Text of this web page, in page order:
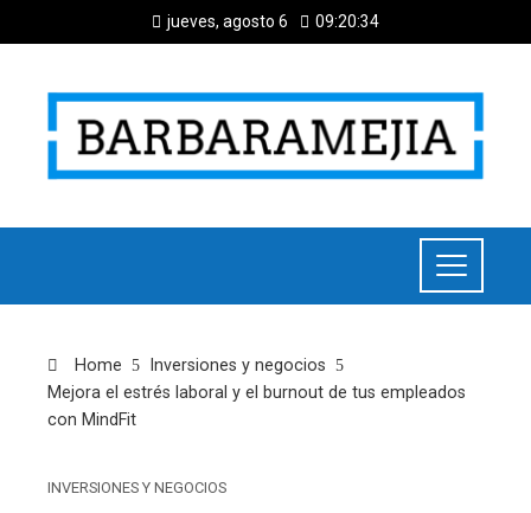
jueves, agosto 6 09:20:34
Home
Inversiones y negocios
Mejora el estrés laboral y el burnout de tus empleados
con MindFit
INVERSIONES Y NEGOCIOS